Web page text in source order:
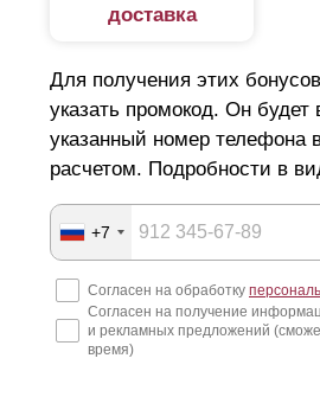
доставка
Для получения этих
указать промокод. Он будет
указанный номер телефона
расчетом. Подробности в
+7
Согласен на обработку
Согласен на получение
и рекламных предложений
время)